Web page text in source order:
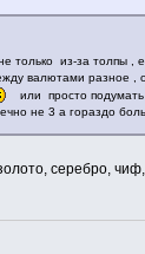
только из-за толпы
валютами разное ,
или просто подумать
не 3 а гораздо
серебро, чиф,